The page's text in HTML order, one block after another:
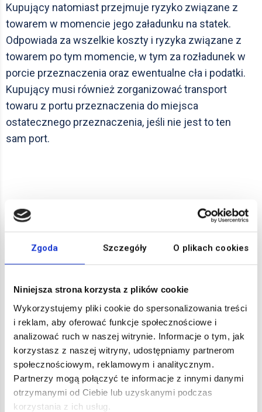
Zgoda Szczegóły O plikach cookies
Niniejsza strona korzysta z plików cookie
Wykorzystujemy pliki cookie do spersonalizowania treści
i reklam, aby oferować funkcje społecznościowe i
analizować ruch w naszej witrynie. Informacje o tym, jak
korzystasz z naszej witryny, udostępniamy partnerom
społecznościowym, reklamowym i analitycznym.
Partnerzy mogą połączyć te informacje z innymi danymi
otrzymanymi od Ciebie lub uzyskanymi podczas
korzystania z ich usług.
Kupujący natomiast przejmuje ryzyko związane z
towarem w momencie jego załadunku na statek.
Odpowiada za wszelkie koszty i ryzyka związane z
towarem po tym momencie, w tym za rozładunek w
porcie przeznaczenia oraz ewentualne cła i podatki.
Kupujący musi również zorganizować transport
towaru z portu przeznaczenia do miejsca
ostatecznego przeznaczenia, jeśli nie jest to ten
sam port.
Sprawdź także
A
ADR
B
Baltic HUB w Gdańsku
Booking w transporcie morskim CBM
Wróć do słownika pojęć